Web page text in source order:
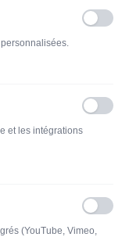
de champagne,
et les intégrations
(YouTube, Vimeo,